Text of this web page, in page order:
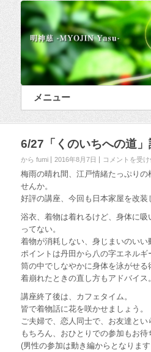
メニュー
6/27「くのいちへの道
から fumi 2016年8月7日
6
/
2
「
の
ち
へ
の
道
」
講
座
催
の
お
コメントを受
梅雨の晴れ間、江戸情緒たっぷりの
せんか。
好評の講座、今回も日本家屋を改装
浴衣、着物は着れるけど、身体に
ってない。
着物が消耗しない、身じまいのいい
ポイントは丹田から八の字エネルギ
筒の中でしなやかに身体を泳がせる
着崩れたときの直し方もアドバイス。
講座終了後は、カフェタイム。
皆で着物話に花を咲かせましょう。
ご夫婦で、恋人同士で、お友達とい
もちろん、おひとりでの参加もお待
(男性の参加は動き編からとなります